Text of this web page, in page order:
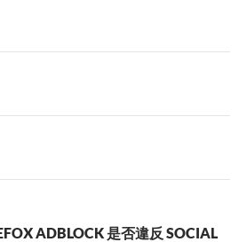
ADBLOCK 是否違反 SOCIAL